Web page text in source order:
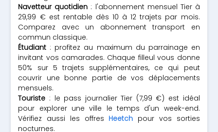
Navetteur quotidien : l'abonnement mensuel Tier à
29,99 € est rentable dès 10 à 12 trajets par mois.
Comparez avec un abonnement transport en
commun classique.
Étudiant : profitez au maximum du parrainage en
invitant vos camarades. Chaque filleul vous donne
50% sur 5 trajets supplémentaires, ce qui peut
couvrir une bonne partie de vos déplacements
mensuels.
Touriste : le pass journalier Tier (7,99 €) est idéal
pour explorer une ville le temps d'un week-end.
Vérifiez aussi les offres Heetch pour vos sorties
nocturnes.